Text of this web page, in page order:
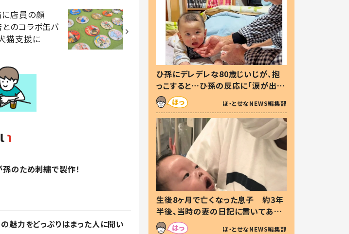
店員の顔
のコラボ缶バ
猫支援に
のため刺繍で製作！
魅力をどっぷりはまった人に聞い
ひ孫にデレデレな80歳じいじが、抱
っこすると…ひ孫の反応に「涙が出ま
した」「可愛くて仕方ない」
ほ・とせなNEWS編集部
生後8ヶ月で亡くなった息子 約3年
半後、当時の妻の日記に書いてあっ
た本音とは
ほ・とせなNEWS編集部